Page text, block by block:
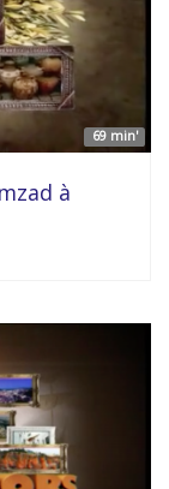
69 min'
à